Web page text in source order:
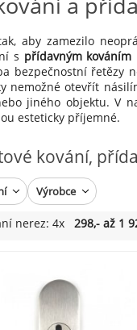
aby zamezilo
s přídavným kováním
bezpečnostní
nemožné otevřít
jiného objektu. V
esteticky příjemné.
kování,
Výrobce
nerez: 4x 298,- až 1